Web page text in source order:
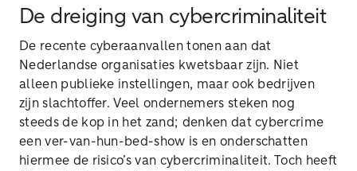
De dreiging van cybercriminaliteit
De recente cyberaanvallen tonen aan dat
Nederlandse organisaties kwetsbaar zijn. Niet
alleen publieke instellingen, maar ook bedrijven
zijn slachtoffer. Veel ondernemers steken nog
steeds de kop in het zand; denken dat cybercrime
een ver-van-hun-bed-show is en onderschatten
hiermee de risico’s van cybercriminaliteit. Toch heeft